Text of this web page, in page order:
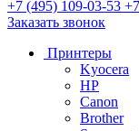
+7 (495) 109-03-53
Заказать звонок
Принтеры
Kyocera
HP
Canon
Brother